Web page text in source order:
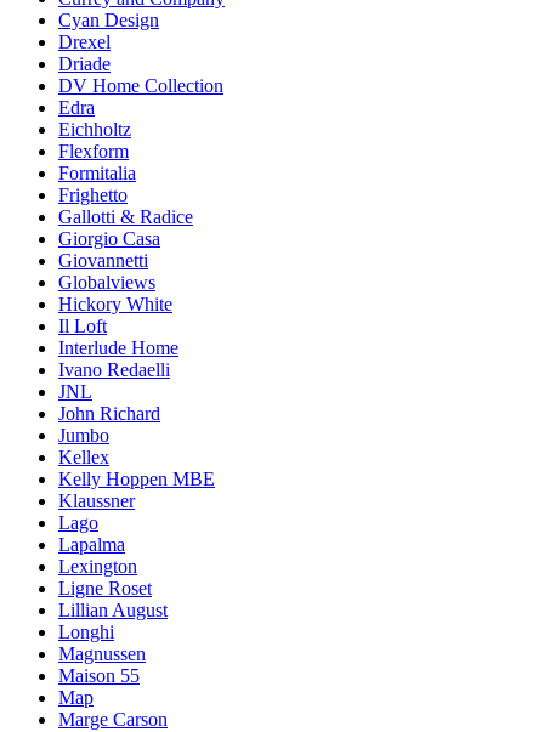
Cyan Design
Drexel
Driade
DV Home Collection
Edra
Eichholtz
Flexform
Formitalia
Frighetto
Gallotti & Radice
Giorgio Casa
Giovannetti
Globalviews
Hickory White
Il Loft
Interlude Home
Ivano Redaelli
JNL
John Richard
Jumbo
Kellex
Kelly Hoppen MBE
Klaussner
Lago
Lapalma
Lexington
Ligne Roset
Lillian August
Longhi
Magnussen
Maison 55
Map
Marge Carson